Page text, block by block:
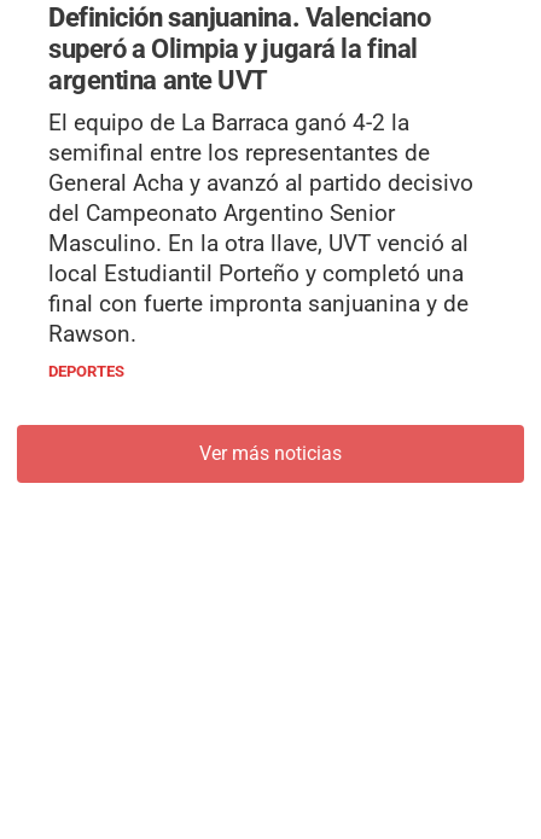
Definición sanjuanina. Valenciano
superó a Olimpia y jugará la final
argentina ante UVT
El equipo de La Barraca ganó 4-2 la
semifinal entre los representantes de
General Acha y avanzó al partido decisivo
del Campeonato Argentino Senior
Masculino. En la otra llave, UVT venció al
local Estudiantil Porteño y completó una
final con fuerte impronta sanjuanina y de
Rawson.
DEPORTES
Ver más noticias